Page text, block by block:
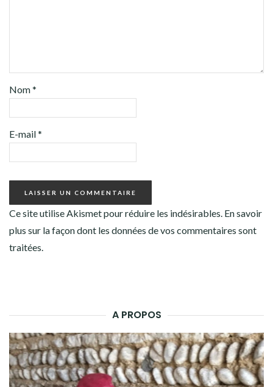
Nom*
E-mail*
Ce site utilise Akismet pour réduire les indésirables. En savoir
plus sur la façon dont les données de vos commentaires sont
traitées.
A PROPOS